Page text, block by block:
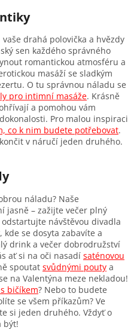
drahá polovička a hvězdy
sen každého správného
romantickou atmosféru a
masáží se sladkým
O tu správnou náladu se
pro intimní masáže. Krásně
a pomohou vám
Pro malou inspiraci
co k nim budete potřebovat.
v náručí jeden druhého.
náladu? Naše
jasně – zažijte večer plný
návštěvou divadla
se dosyta zabavíte a
drink a večer dobrodružství
ať si na oči nasadí saténovou
spoutat svůdnými pouty a
na Valentýna meze nekladou!
bičíkem? Nebo to budete
se všem příkazům? Ve
si jeden druhého. Vždyť o
být!